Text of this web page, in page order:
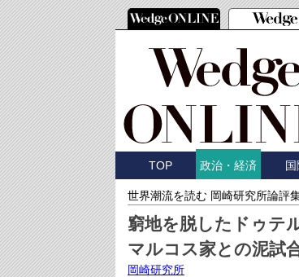
TOP 政治・経済 国
世界潮流を読む 岡崎研究所論評
窮地を脱したドゥテ
マルコス家との泥試
岡崎研究所